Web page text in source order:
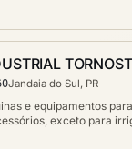
Jandaia do Sul, PR
e equipamentos
exceto para